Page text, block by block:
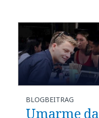
BLOGBEITRAG
Umarme